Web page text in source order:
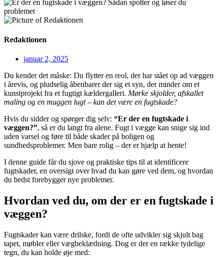
Redaktionen
januar 2, 2025
Du kender det måske: Du flytter en reol, der har stået op ad væggen
i årevis, og pludselig åbenbarer der sig et syn, der minder om et
kunstprojekt fra et fugtigt kældergalleri. Mørke skjolder, afskallet
maling og en muggen lugt – kan det være en fugtskade?
Hvis du sidder og spørger dig selv: “Er der en fugtskade i
væggen?”, så er du langt fra alene. Fugt i vægge kan snige sig ind
uden varsel og føre til både skader på boligen og
sundhedsproblemer. Men bare rolig – der er hjælp at hente!
I denne guide får du sjove og praktiske tips til at identificere
fugtskader, en oversigt over hvad du kan gøre ved dem, og hvordan
du bedst forebygger nye problemer.
Hvordan ved du, om der er en fugtskade i
væggen?
Fugtskader kan være drilske, fordi de ofte udvikler sig skjult bag
tapet, møbler eller vægbeklædning. Dog er der en række tydelige
tegn, du kan holde øje med: